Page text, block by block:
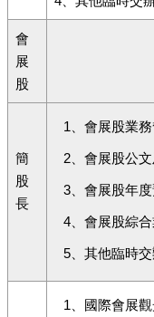
會
展
股
簡
股
長
1、會展股業務
2、會展股公文
3、會展股年度
4、會展股綜合
5、其他臨時交
1、國際會展